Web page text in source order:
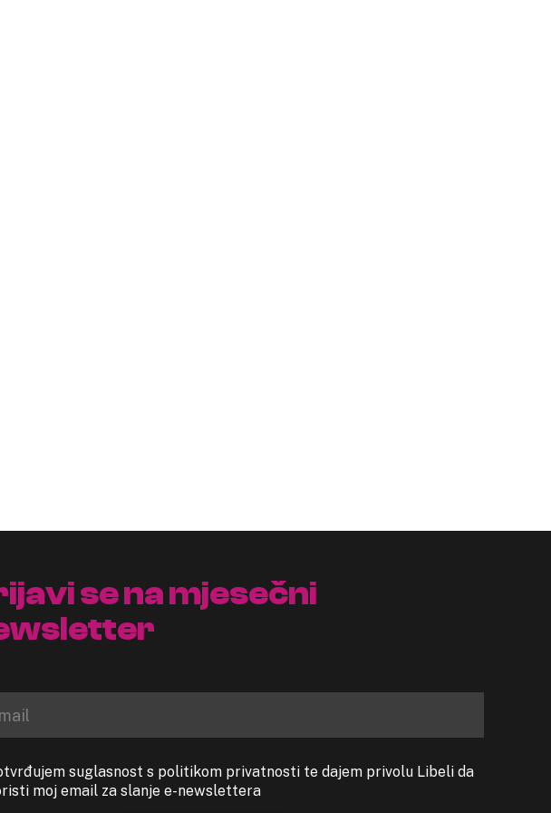
se na mjesečni
suglasnost s politikom privatnosti te dajem privolu Libeli da
moj email za slanje e-newslettera